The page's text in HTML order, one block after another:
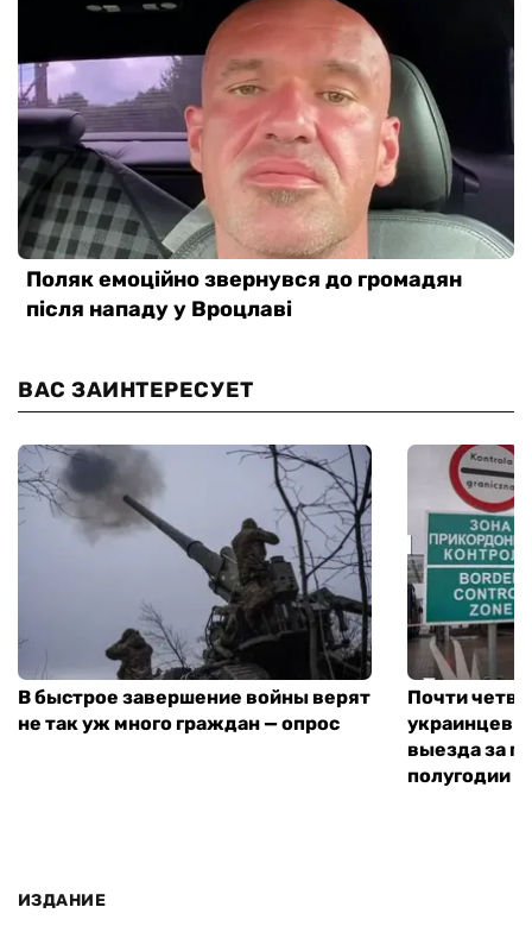
ВАС ЗАИНТЕРЕСУЕТ
В быстрое завершение войны верят
не так уж много граждан — опрос
Почти
украинцев
выезда за
полугодии
ИЗДАНИЕ